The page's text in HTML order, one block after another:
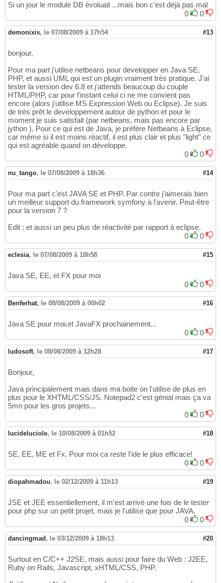
Si un jour le module DB évoluait ...mais bon c'est déjà pas mal
0
0
demonixis, le 07/08/2009 à 17h54 #13
bonjour,
Pour ma part j'utilise netbeans pour developper en Java SE,
PHP, et aussi UML qui est un plugin vraiment très pratique. J'ai
tester la version dev 6.8 et j'attends beaucoup du couple
HTML/PHP, car pour l'instant celui ci ne me convient pas
encore (alors j'utilise MS Expression Web ou Eclipse). Je suis
de très prêt le developpement autour de python et pour le
moment je suis satisfait (par netbeans, mais pas encore par
jython ). Pour ce qui est de Java, je préfère Netbeans à Eclipse,
car même si il est moins réactif, il est plus clair et plus "light" ce
qui est agréable quand on développe.
0
0
nu_tango, le 07/08/2009 à 18h36 #14
Pour ma part c'est JAVA SE et PHP. Par contre j'aimerais bien
un meilleur support du framework symfony à l'avenir. Peut-être
pour la version 7 ?
Edit : et aussi un peu plus de réactivité par rapport à eclipse.
0
0
eclesia, le 07/08/2009 à 18h58 #15
Java SE, EE, et FX pour moi
0
0
Benferhat, le 08/08/2009 à 00h02 #16
Java SE pour moi,et JavaFX prochainement...
0
0
ludosoft, le 08/08/2009 à 12h28 #17
Bonjour,
Java principalement mais dans ma boite on l'utilise de plus en
plus pour le XHTML/CSS/JS. Notepad2 c'est génial mais ça va
5mn pour les gros projets...
0
0
lucideluciole, le 10/08/2009 à 01h52 #18
SE, EE, ME et Fx. Pour moi ca reste l'ide le plus efficace!
0
0
diopahmadou, le 02/12/2009 à 11h13 #19
JSE et JEE essentiellement, il m'est arrivé une fois de le tester
pour php sur un petit projet, mais je l'utilise que pour JAVA.
0
0
dancingmad , le 03/12/2009 à 18h13 #20
Surtout en C/C++ J2SE, mais aussi pour faire du Web : J2EE,
Ruby on Rails, Javascript, xHTML/CSS, PHP.